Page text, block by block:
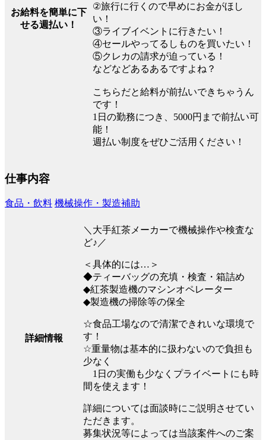
お給料を簡単に下
せる週払い！
②旅行に行くので早めにお金がほし
い！
③ライブイベントに行きたい！
④セールやってるしものを買いたい！
⑤クレカの請求が迫っている！
などなどあるあるですよね？
こちらだと給料が前払いできちゃうん
です！
1日の勤務につき、5000円まで前払い可
能！
週払い制度をぜひご活用ください！
仕事内容
食品・飲料 機械操作・製造補助
詳細情報
＼大手紅茶メーカーで機械操作や検査な
ど♪／
＜具体的には…＞
◆ティーバッグの充填・検査・箱詰め
◆紅茶製造機のマシンオペレーター
◆製造機の掃除等の保全
☆食品工場なので清潔できれいな環境で
す！
☆重量物は基本的に扱わないので負担も
少なく
1日の実働も少なくプライベートにも時
間を使えます！
詳細については面談時にご説明させてい
ただきます。
募集状況等によっては当該案件へのご案